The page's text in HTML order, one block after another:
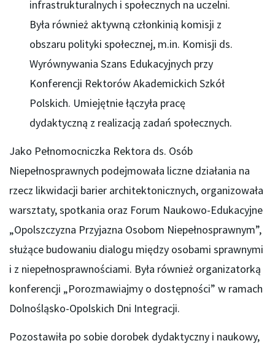
infrastrukturalnych i społecznych na uczelni.
Była również aktywną członkinią komisji z
obszaru polityki społecznej, m.in. Komisji ds.
Wyrównywania Szans Edukacyjnych przy
Konferencji Rektorów Akademickich Szkół
Polskich. Umiejętnie łączyła pracę
dydaktyczną z realizacją zadań społecznych.
Jako Pełnomocniczka Rektora ds. Osób
Niepełnosprawnych podejmowała liczne działania na
rzecz likwidacji barier architektonicznych, organizowała
warsztaty, spotkania oraz Forum Naukowo-Edukacyjne
„Opolszczyzna Przyjazna Osobom Niepełnosprawnym”,
służące budowaniu dialogu między osobami sprawnymi
i z niepełnosprawnościami. Była również organizatorką
konferencji „Porozmawiajmy o dostępności” w ramach
Dolnośląsko-Opolskich Dni Integracji.
Pozostawiła po sobie dorobek dydaktyczny i naukowy,